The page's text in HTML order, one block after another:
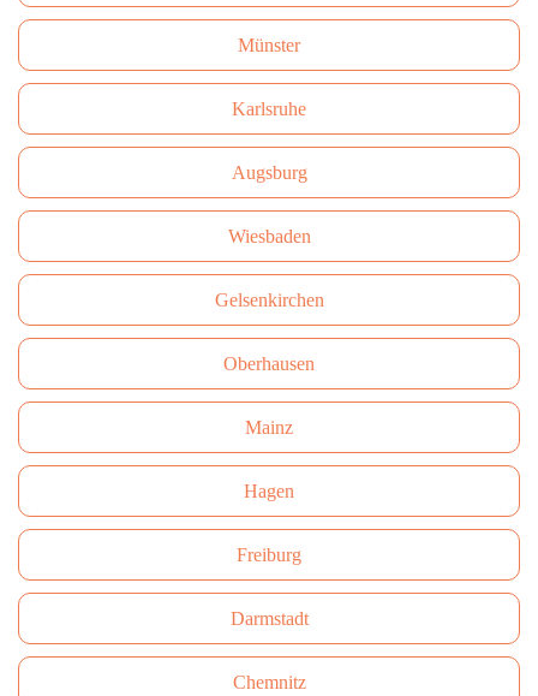
Münster
Karlsruhe
Augsburg
Wiesbaden
Gelsenkirchen
Oberhausen
Mainz
Hagen
Freiburg
Darmstadt
Сhemnitz